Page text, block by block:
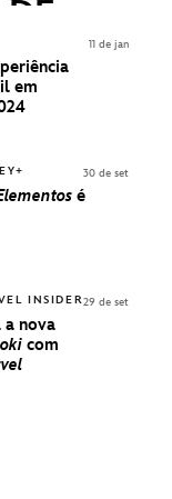
-
em
11 de jan
é
30 de set
INSIDER
a nova
com
29 de set